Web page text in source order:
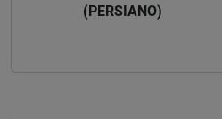
(PERSIANO)